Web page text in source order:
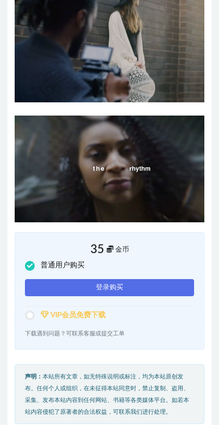
35 金币
普通用户购买
登录购买
VIP会员免费下载
下载遇到问题？可联系客服或提交工单
声明： 本站所有文章，如无特殊说明或标注，均为本站原创发
布。任何个人或组织，在未征得本站同意时，禁止复制、盗用、
采集、发布本站内容到任何网站、书籍等各类媒体平台。如若本
站内容侵犯了原著者的合法权益，可联系我们进行处理。